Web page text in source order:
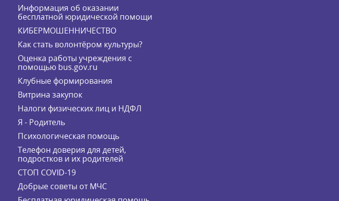
Информация об оказании
бесплатной юридической помощи
КИБЕРМОШЕННИЧЕСТВО
Как стать волонтёром культуры?
Оценка работы учреждения с
помощью bus.gov.ru
Клубные формирования
Витрина закупок
Налоги физических лиц и НДФЛ
Я - Родитель
Психологическая помощь
Телефон доверия для детей,
подростков и их родителей
СТОП COVID-19
Добрые советы от МЧС